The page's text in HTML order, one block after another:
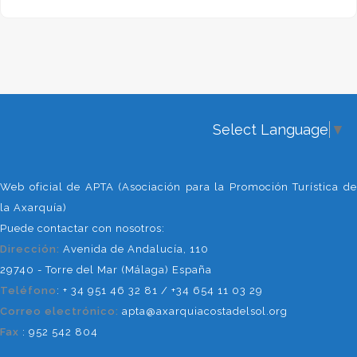
primera hora de la mañana.
típico desayuno molinero,
oliva verdial. Esta variedad es una de
las más singulares de los aceites de
oliva de Andalucía y se caracteriza
por su sabor afrutado. El aceite se
elabora en las dos almazaras del
municipio, San José Artesano, en
Mondrón, y San Isidro, en el núcleo
de Periana. Durante el día se podrán
Select Language ▼
Web oficial de APTA (Asociación para la Promoción Turística de
la Axarquía)
Puede contactar con nosotros:
Dirección: Avenida de Andalucía, 110
29740 - Torre del Mar (Málaga) España
Teléfono : + 34 951 46 32 81 / +34 654 11 03 29
Correo electrónico: apta@axarquiacostadelsol.org
Fax : 952 542 804